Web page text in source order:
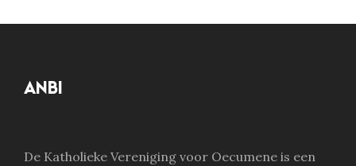
ANBI
De Katholieke Vereniging voor Oecumene is een